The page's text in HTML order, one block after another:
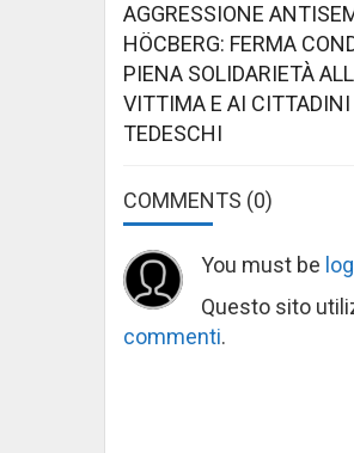
AGGRESSIONE
HÖCBERG: FERMA
PIENA SOLIDARIETÀ
VITTIMA E AI CITTADINI
TEDESCHI
COMMENTS (0)
You must be
Questo sito
commenti.